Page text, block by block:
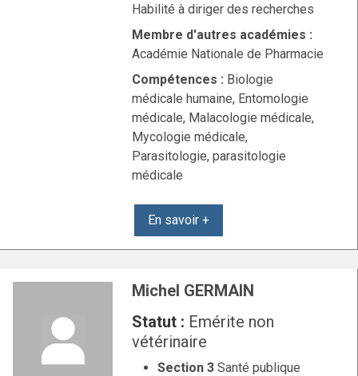
Habilité à diriger des recherches
Membre d'autres académies :
Académie Nationale de Pharmacie
Compétences :
médicale humaine, Entomologie
médicale, Malacologie médicale,
Mycologie médicale,
Parasitologie, parasitologie
médicale
En savoir +
Michel GERMAIN
Statut : Emérite non
vétérinaire
Section 3Santé publique